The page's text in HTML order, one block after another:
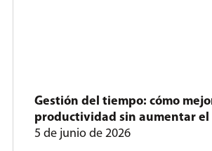
Gestión del tiempo: cómo
productividad sin aumentar el
5 de junio de 2026